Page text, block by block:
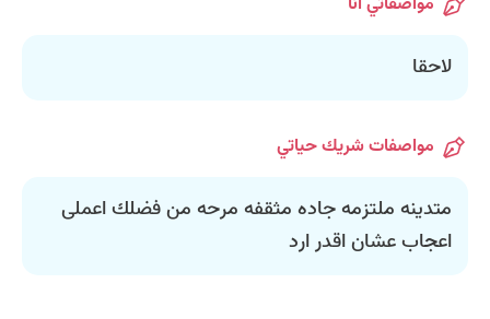
لاحقا
مواصفات شريك حياتي
متدينه ملتزمه جاده مثقفه مرحه من فضلك اعملى
اعجاب عشان اقدر ارد